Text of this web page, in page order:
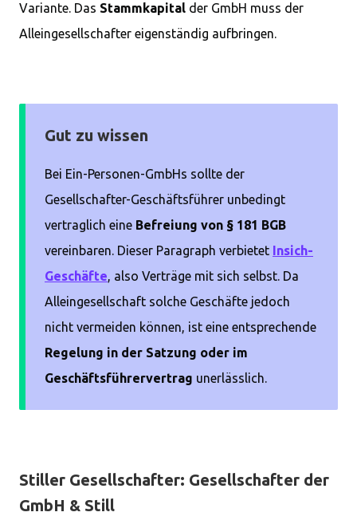
Variante. Das Stammkapital der GmbH muss der
Alleingesellschafter eigenständig aufbringen.
Gut zu wissen
Bei Ein-Personen-GmbHs sollte der
Gesellschafter-Geschäftsführer unbedingt
vertraglich eine Befreiung von § 181 BGB
vereinbaren. Dieser Paragraph verbietet Insich-
Geschäfte, also Verträge mit sich selbst. Da
Alleingesellschaft solche Geschäfte jedoch
nicht vermeiden können, ist eine entsprechende
Regelung in der Satzung oder im
Geschäftsführervertrag unerlässlich.
Stiller Gesellschafter: Gesellschafter der
GmbH & Still